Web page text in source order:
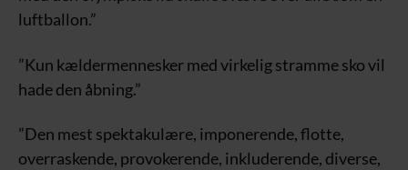
luftballon.”
”Kun kældermennesker med virkelig stramme sko vil
hade den åbning.”
”Den mest spektakulære, imponerende, flotte,
overraskende, provokerende, inkluderende, diverse,